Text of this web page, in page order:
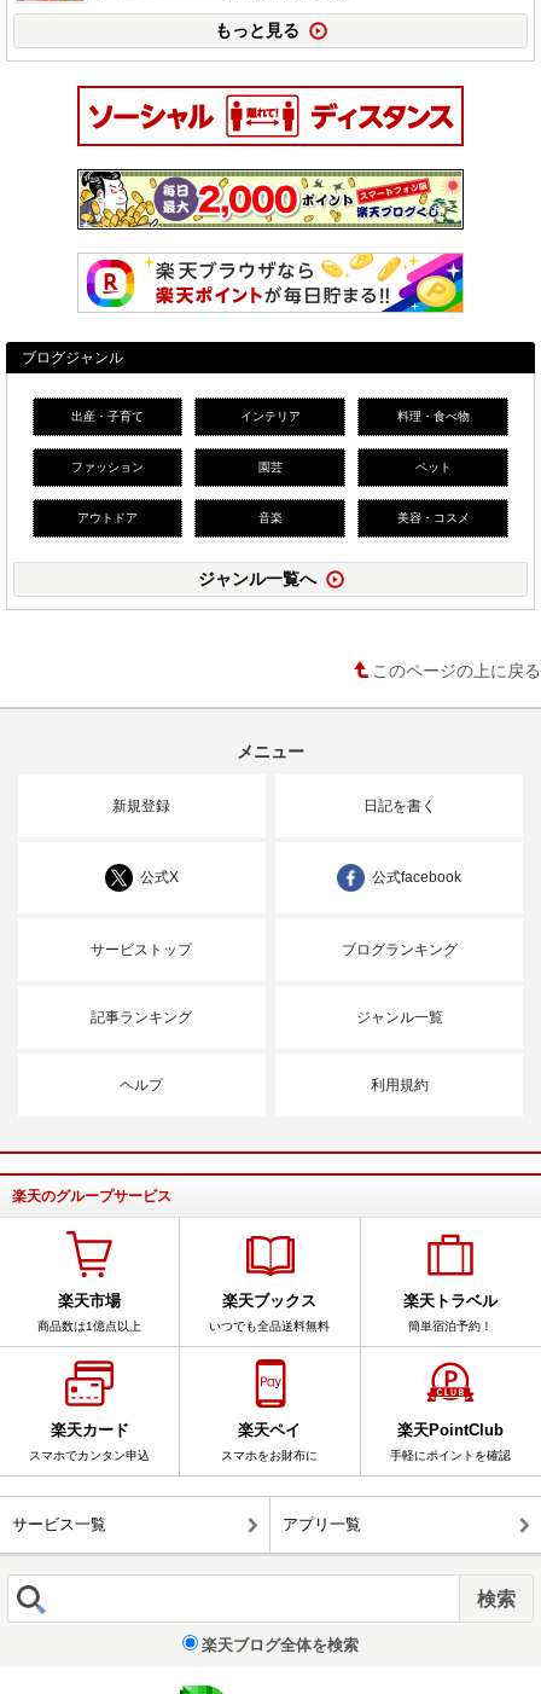
もっと見る
ブログジャンル
出産・子育て インテリア 料理・食べ物
ファッション 園芸 ペット
アウトドア 音楽 美容・コスメ
ジャンル一覧へ
このページの上に戻る
メニュー
新規登録 日記を書く
公式X 公式facebook
サービストップ ブログランキング
記事ランキング ジャンル一覧
ヘルプ 利用規約
楽天のグループサービス
楽天市場
商品数は1億点以上
楽天ブックス
いつでも全品送料無料
楽天トラベル
簡単宿泊予約！
楽天カード
スマホでカンタン申込
楽天ペイ
スマホをお財布に
楽天PointClub
手軽にポイントを確認
サービス一覧 アプリ一覧
楽天ブログ全体を検索